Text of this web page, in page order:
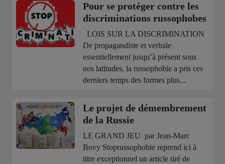
Pour se protéger contre les
discriminations russophobes
LOIS SUR LA DISCRIMINATION
De propagandiste et verbale
essentiellement jusqu’à présent sous
nos latitudes, la russophobie a pris ces
derniers temps des formes plus...
Le projet de démembrement
de la Russie
LE GRAND JEU par Jean-Marc
Bovy Stoprussophobie reprend ici à
titre exceptionnel un article tiré de